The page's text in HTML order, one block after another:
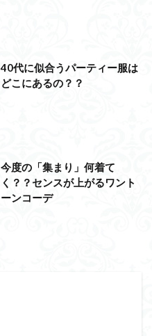
40代に似合うパーティー服は
どこにあるの？？
今度の「集まり」何着て
く？？センスが上がるワント
ーンコーデ